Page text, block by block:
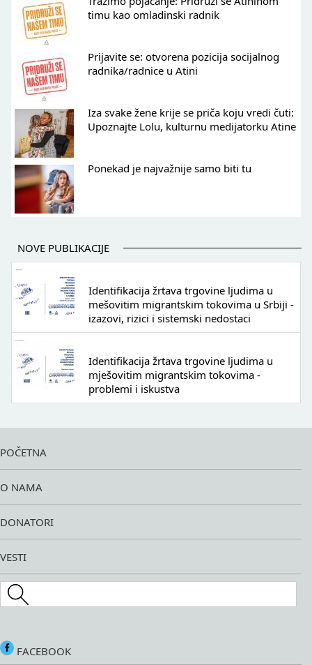
timu kao omladinski radnik
Prijavite se: otvorena pozicija socijalnog
radnika/radnice u Atini
Iza svake žene krije se priča koju vredi čuti:
Upoznajte Lolu, kulturnu medijatorku Atine
Ponekad je najvažnije samo biti tu
NOVE PUBLIKACIJE
Identifikacija žrtava trgovine ljudima u
mešovitim migrantskim tokovima u Srbiji -
izazovi, rizici i sistemski nedostaci
Identifikacija žrtava trgovine ljudima u
mješovitim migrantskim tokovima -
problemi i iskustva
POČETNA
O NAMA
DONATORI
VESTI
Search this site
FACEBOOK